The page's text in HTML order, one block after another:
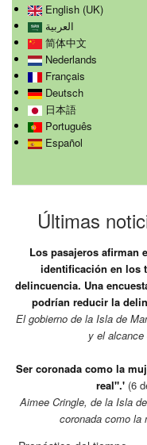
English (UK)
العربية
简体中文
Nederlands
Français
Deutsch
日本語
Português
Español
Últimas
Los pasajeros afirman
identificación en los
delincuencia. Una
podrían reducir la
El gobierno de la Isla de
y el
Ser coronada como la
real".' (6
Aimee Cringle, de la Isla
coronada como la